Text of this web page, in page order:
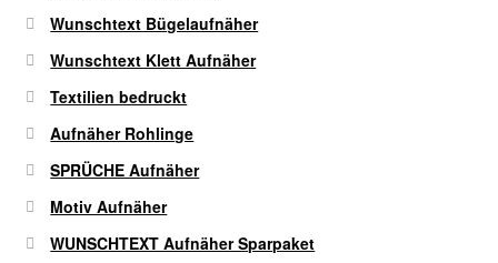
Wunschtext Bügelaufnäher
Wunschtext Klett Aufnäher
Textilien bedruckt
Aufnäher Rohlinge
SPRÜCHE Aufnäher
Motiv Aufnäher
WUNSCHTEXT Aufnäher Sparpaket